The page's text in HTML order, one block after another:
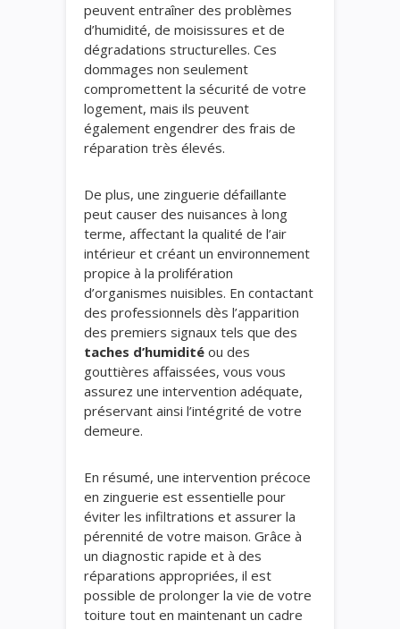
peuvent entraîner des problèmes
d’humidité, de moisissures et de
dégradations structurelles. Ces
dommages non seulement
compromettent la sécurité de votre
logement, mais ils peuvent
également engendrer des frais de
réparation très élevés.
De plus, une zinguerie défaillante
peut causer des nuisances à long
terme, affectant la qualité de l’air
intérieur et créant un environnement
propice à la prolifération
d’organismes nuisibles. En contactant
des professionnels dès l’apparition
des premiers signaux tels que des
taches d’humidité ou des
gouttières affaissées, vous vous
assurez une intervention adéquate,
préservant ainsi l’intégrité de votre
demeure.
En résumé, une intervention précoce
en zinguerie est essentielle pour
éviter les infiltrations et assurer la
pérennité de votre maison. Grâce à
un diagnostic rapide et à des
réparations appropriées, il est
possible de prolonger la vie de votre
toiture tout en maintenant un cadre